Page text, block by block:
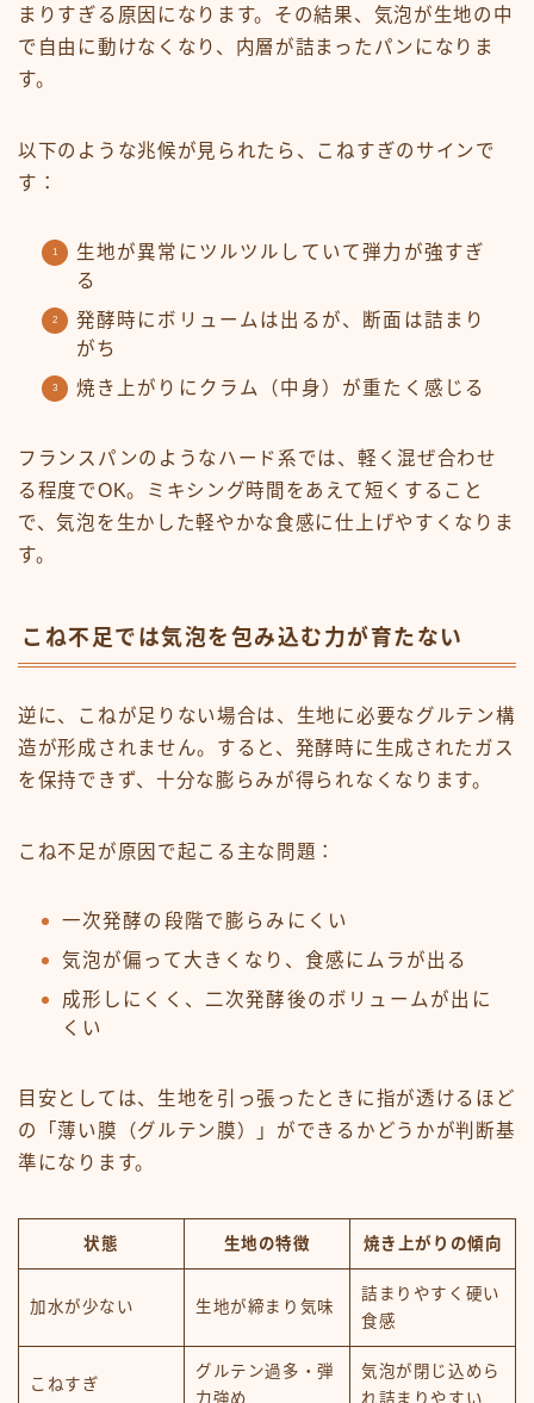
まりすぎる原因になります。その結果、気泡が生地の中
で自由に動けなくなり、内層が詰まったパンになりま
す。
以下のような兆候が見られたら、こねすぎのサインで
す：
生地が異常にツルツルしていて弾力が強すぎ
る
発酵時にボリュームは出るが、断面は詰まり
がち
焼き上がりにクラム（中身）が重たく感じる
フランスパンのようなハード系では、軽く混ぜ合わせ
る程度でOK。ミキシング時間をあえて短くすること
で、気泡を生かした軽やかな食感に仕上げやすくなりま
す。
こね不足では気泡を包み込む力が育たない
逆に、こねが足りない場合は、生地に必要なグルテン構
造が形成されません。すると、発酵時に生成されたガス
を保持できず、十分な膨らみが得られなくなります。
こね不足が原因で起こる主な問題：
一次発酵の段階で膨らみにくい
気泡が偏って大きくなり、食感にムラが出る
成形しにくく、二次発酵後のボリュームが出に
くい
目安としては、生地を引っ張ったときに指が透けるほど
の「薄い膜（グルテン膜）」ができるかどうかが判断基
準になります。
状態 生地の特徴 焼き上がりの傾向
加水が少ない 生地が締まり気味
詰まりやすく硬い
食感
こねすぎ
グルテン過多・弾
力強め
気泡が閉じ込めら
れ詰まりやすい